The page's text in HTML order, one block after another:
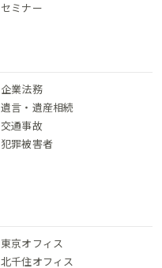
セミナー
企業法務
遺言・遺産相続
交通事故
犯罪被害者
東京オフィス
北千住オフィス